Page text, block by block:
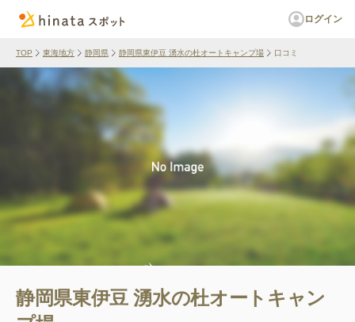
ログイン
TOP 東海地方 静岡県 静岡県東伊豆 湧水の杜オートキャンプ場 口コミ
静岡県東伊豆 湧水の杜オートキャン